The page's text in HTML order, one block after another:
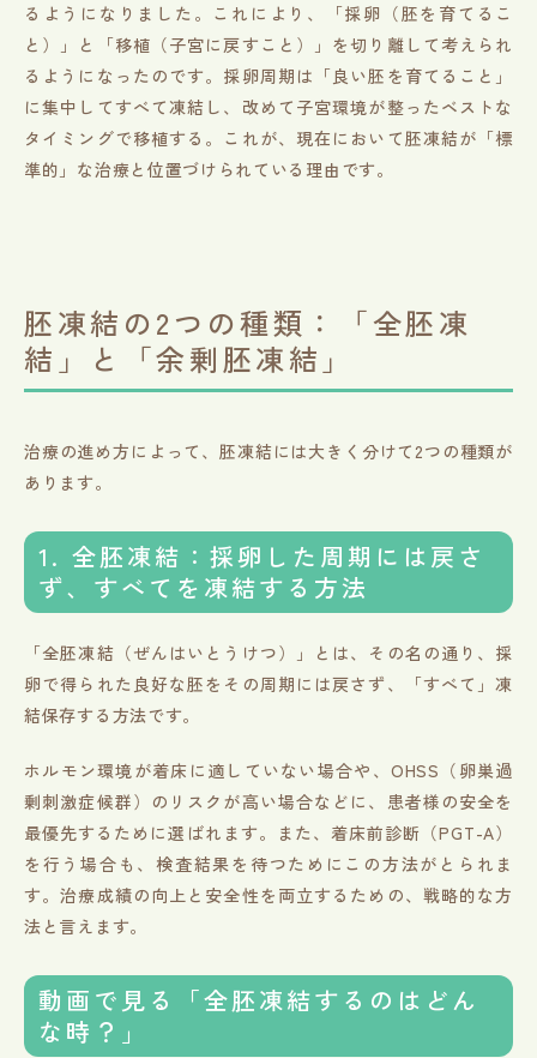
るようになりました。これにより、「採卵（胚を育てるこ
と）」と「移植（子宮に戻すこと）」を切り離して考えられ
るようになったのです。採卵周期は「良い胚を育てること」
に集中してすべて凍結し、改めて子宮環境が整ったベストな
タイミングで移植する。これが、現在において胚凍結が「標
準的」な治療と位置づけられている理由です。
胚凍結の2つの種類：「全胚凍
結」と「余剰胚凍結」
治療の進め方によって、胚凍結には大きく分けて2つの種類が
あります。
1. 全胚凍結：採卵した周期には戻さ
ず、すべてを凍結する方法
「全胚凍結（ぜんはいとうけつ）」とは、その名の通り、採
卵で得られた良好な胚をその周期には戻さず、「すべて」凍
結保存する方法です。
ホルモン環境が着床に適していない場合や、OHSS（卵巣過
剰刺激症候群）のリスクが高い場合などに、患者様の安全を
最優先するために選ばれます。また、着床前診断（PGT-A）
を行う場合も、検査結果を待つためにこの方法がとられま
す。治療成績の向上と安全性を両立するための、戦略的な方
法と言えます。
動画で見る「全胚凍結するのはどん
な時？」